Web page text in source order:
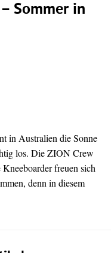
– Sommer in
in Australien die Sonne
los. Die ZION Crew
freuen sich
denn in diesem